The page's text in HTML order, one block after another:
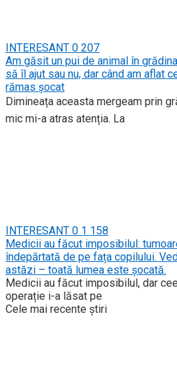
INTERESANT 0 207
Am găsit un pui de animal în
să îl ajut sau nu, dar când am aflat
rămas șocat
Dimineața aceasta mergeam prin
mic mi-a atras atenția. La
INTERESANT 0 1 158
Medicii au făcut imposibilul:
îndepărtată de pe fața copilului.
astăzi – toată lumea este șocată.
Medicii au făcut imposibilul, dar
operație i-a lăsat pe
Cele mai recente știri